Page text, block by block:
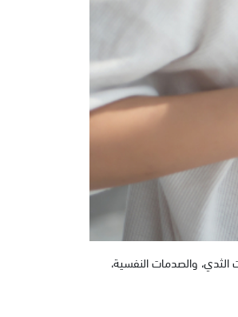
الثدي، والصدمات النفسية،